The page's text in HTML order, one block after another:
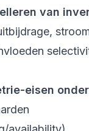
van
eisen